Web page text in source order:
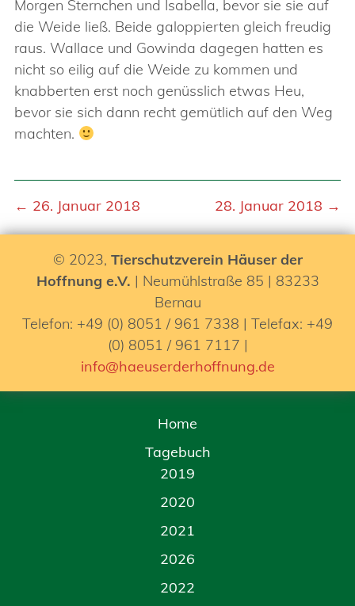
Morgen Sternchen und Isabella, bevor sie sie auf
die Weide ließ. Beide galoppierten gleich freudig
raus. Wallace und Gowinda dagegen hatten es
nicht so eilig auf die Weide zu kommen und
knabberten erst noch genüsslich etwas Heu,
bevor sie sich dann recht gemütlich auf den Weg
machten.
← 26. Januar 2018 28. Januar 2018 →
© 2023, Tierschutzverein Häuser der
Hoffnung e.V. | Neumühlstraße 85 | 83233
Bernau
Telefon: +49 (0) 8051 / 961 7338 | Telefax: +49
(0) 8051 / 961 7117 |
info@haeuserderhoffnung.de
Home
Tagebuch
2019
2020
2021
2026
2022